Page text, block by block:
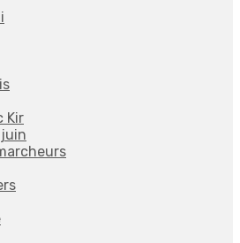
Kir